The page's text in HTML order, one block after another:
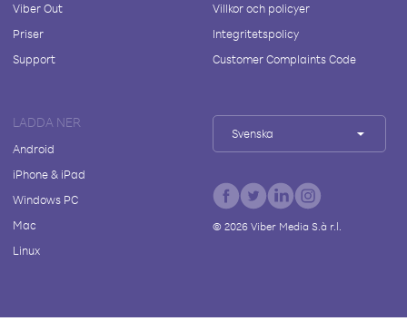
Viber Out
Priser
Support
Villkor och policyer
Integritetspolicy
Customer Complaints Code
LADDA NER
Android
iPhone & iPad
Windows PC
Mac
Linux
Svenska
© 2026Viber Media S.à r.l.